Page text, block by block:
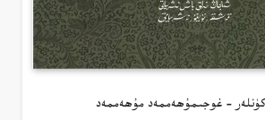
– غوجىمۇھەممەد مۇھەممەد